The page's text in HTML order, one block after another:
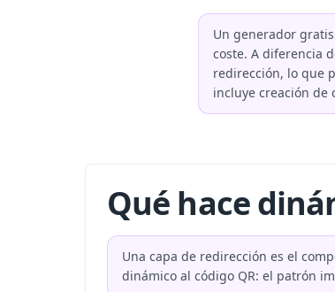
Un generador
coste. A diferencia
redirección, lo que
incluye creación de
Qué hace
Una capa de redirección es el
dinámico al código QR: el patrón